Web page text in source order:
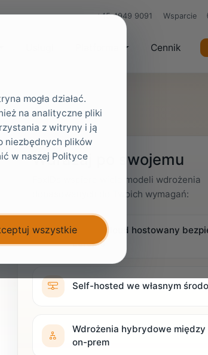
+45 4949 9091 Wsparcie
Cennik
Wdrażaj po swojemu
FoxIDs wspiera wiele modeli wdrożenia
dopasowanych do Twoich wymagań:
FoxIDs Cloud hostowany
Europie
Self-hosted we własnym
Wdrożenia hybrydowe między
on-prem
mogła działać.
na analityczne pliki
z witryny i ją
niezbędnych plików
w naszej Polityce
wszystkie